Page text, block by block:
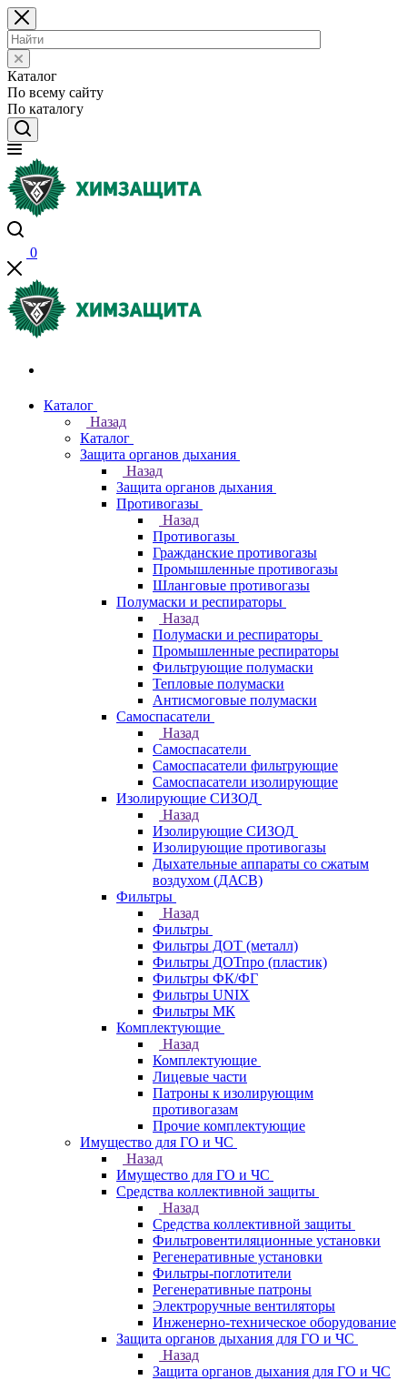
Каталог
По всему сайту
По каталогу
0
Каталог
Назад
Каталог
Защита органов дыхания
Назад
Защита органов дыхания
Противогазы
Назад
Противогазы
Гражданские противогазы
Промышленные противогазы
Шланговые противогазы
Полумаски и респираторы
Назад
Полумаски и респираторы
Промышленные респираторы
Фильтрующие полумаски
Тепловые полумаски
Антисмоговые полумаски
Самоспасатели
Назад
Самоспасатели
Самоспасатели фильтрующие
Самоспасатели изолирующие
Изолирующие СИЗОД
Назад
Изолирующие СИЗОД
Изолирующие противогазы
Дыхательные аппараты со сжатым
воздухом (ДАСВ)
Фильтры
Назад
Фильтры
Фильтры ДОТ (металл)
Фильтры ДОТпро (пластик)
Фильтры ФК/ФГ
Фильтры UNIX
Фильтры МК
Комплектующие
Назад
Комплектующие
Лицевые части
Патроны к изолирующим
противогазам
Прочие комплектующие
Имущество для ГО и ЧС
Назад
Имущество для ГО и ЧС
Средства коллективной защиты
Назад
Средства коллективной защиты
Фильтровентиляционные установки
Регенеративные установки
Фильтры-поглотители
Регенеративные патроны
Электроручные вентиляторы
Инженерно-техническое оборудование
Защита органов дыхания для ГО и ЧС
Назад
Защита органов дыхания для ГО и ЧС